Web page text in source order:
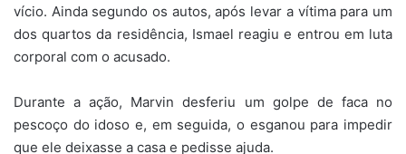
vício. Ainda segundo os autos, após levar a vítima para um
dos quartos da residência, Ismael reagiu e entrou em luta
corporal com o acusado.
Durante a ação, Marvin desferiu um golpe de faca no
pescoço do idoso e, em seguida, o esganou para impedir
que ele deixasse a casa e pedisse ajuda.